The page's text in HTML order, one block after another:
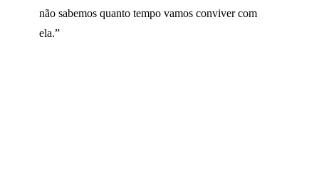
não sabemos quanto tempo vamos conviver com
ela.”